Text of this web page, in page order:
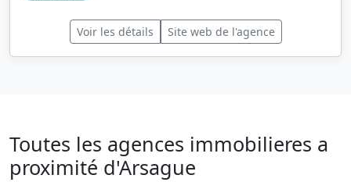
Voir les détails Site web de l'agence
Toutes les agences immobilieres a
proximité d'Arsague